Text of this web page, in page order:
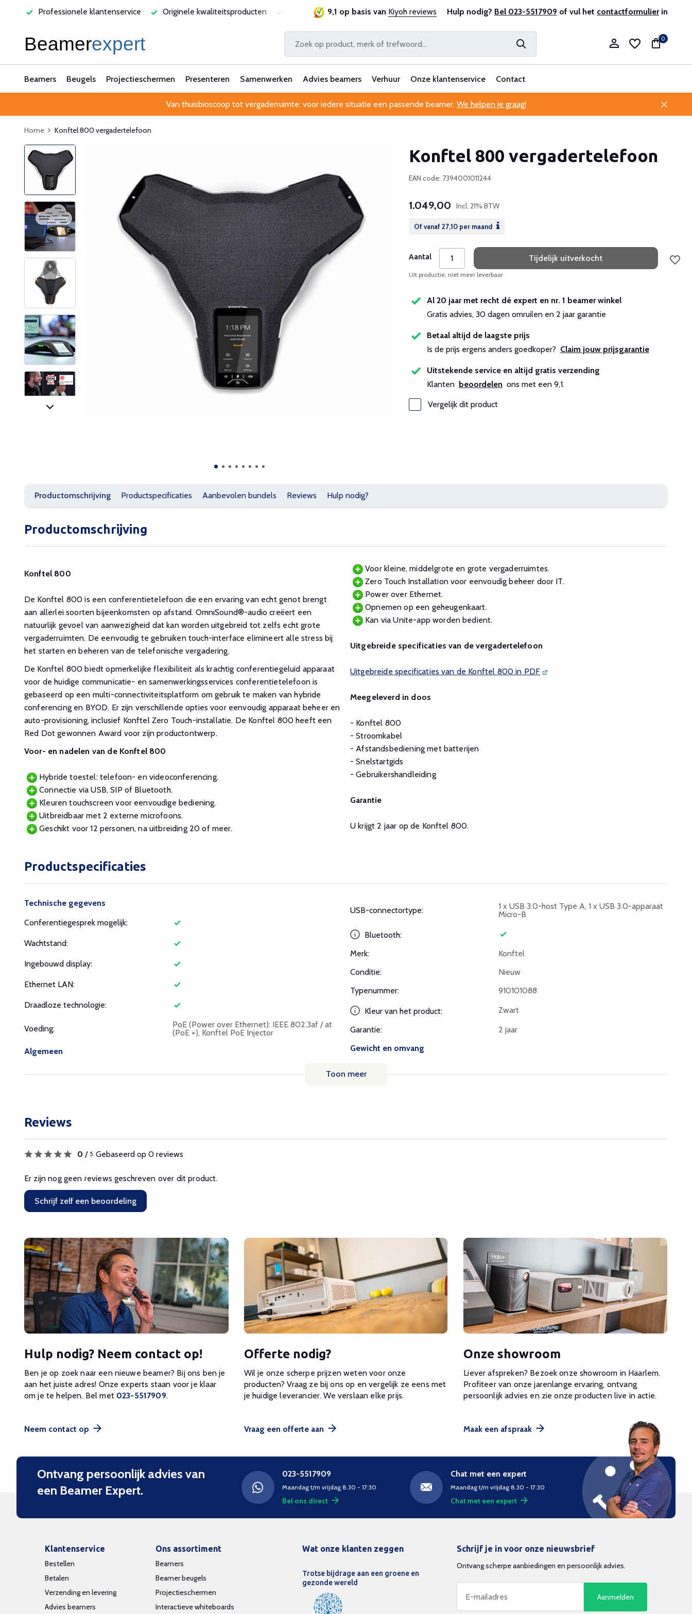
Professionele klantenservice Originele kwaliteitsproducten Laagste prijsgarantie Al 25 jaar betrouwbaar en ervaren Professionele klantenservice
9,1 op basis van Kiyoh reviews Hulp nodig? Bel 023-5517909 of vul het contactformulierin
Account aanmaken
0
Beamers Beugels Projectieschermen Presenteren Samenwerken Advies beamers Verhuur Onze klantenservice Contact
Van thuisbioscoop tot vergaderruimte: voor iedere situatie een passende beamer. We helpen je graag!
Home Konftel 800 vergadertelefoon
Konftel 800 vergadertelefoon
EAN code: 7394001011244
1.049,00 Incl. 21% BTW
Of vanaf 27,10per maand
Aantal Tijdelijk uitverkocht
Uit productie, niet meer leverbaar
Al 20 jaar met recht dé expert en nr. 1 beamer winkel
Gratis advies, 30 dagen omruilen en 2 jaar garantie
Betaal altijd de laagste prijs
Is de prijs ergens anders goedkoper? Claim jouw prijsgarantie
Uitstekende service en altijd gratis verzending
Klanten beoordelen ons met een 9,1.
Vergelijk dit product
Productomschrijving Productspecificaties Aanbevolen bundels Reviews Hulp nodig?
Productomschrijving
Konftel 800
De Konftel 800 is een conferentietelefoon die een ervaring van echt genot brengt
aan allerlei soorten bijeenkomsten op afstand. OmniSound®-audio creëert een
natuurlijk gevoel van aanwezigheid dat kan worden uitgebreid tot zelfs echt grote
vergaderruimten. De eenvoudig te gebruiken touch-interface elimineert alle stress bij
het starten en beheren van de telefonische vergadering.
De Konftel 800 biedt opmerkelijke flexibiliteit als krachtig conferentiegeluid apparaat
voor de huidige communicatie- en samenwerkingsservices conferentietelefoon is
gebaseerd op een multi-connectiviteitsplatform om gebruik te maken van hybride
conferencing en BYOD. Er zijn verschillende opties voor eenvoudig apparaat beheer en
auto-provisioning, inclusief Konftel Zero Touch-installatie. De Konftel 800 heeft een
Red Dot gewonnen Award voor zijn productontwerp.
Voor- en nadelen van de Konftel 800
Hybride toestel: telefoon- en videoconferencing.
Connectie via USB, SIP of Bluetooth.
Kleuren touchscreen voor eenvoudige bediening.
Uitbreidbaar met 2 externe microfoons.
Geschikt voor 12 personen, na uitbreiding 20 of meer.
Voor kleine, middelgrote en grote vergaderruimtes.
Zero Touch Installation voor eenvoudig beheer door IT.
Power over Ethernet.
Opnemen op een geheugenkaart.
Kan via Unite-app worden bedient.
Uitgebreide specificaties van de vergadertelefoon
Uitgebreide specificaties van de Konftel 800 in PDF
Meegeleverd in doos
- Konftel 800
- Stroomkabel
- Afstandsbediening met batterijen
- Snelstartgids
- Gebruikershandleiding
Garantie
U krijgt 2 jaar op de Konftel 800.
Productspecificaties
Technische gegevens
Conferentiegesprek mogelijk:
Wachtstand:
Ingebouwd display:
Ethernet LAN:
Draadloze technologie:
Voeding:
PoE (Power over Ethernet): IEEE 802.3af / at
(PoE +), Konftel PoE Injector
Algemeen
USB-connectortype:
1 x USB 3.0-host Type A, 1 x USB 3.0-apparaat
Micro-B
Bluetooth:
Merk:
Konftel
Conditie:
Nieuw
Typenummer:
910101088
Kleur van het product:
Zwart
Garantie:
2 jaar
Gewicht en omvang
Toon meer
Reviews
0 / 5 Gebaseerd op 0 reviews
Er zijn nog geen reviews geschreven over dit product.
Schrijf zelf een beoordeling
Hulp nodig? Neem contact op!
Ben je op zoek naar een nieuwe beamer? Bij ons ben je
aan het juiste adres! Onze experts staan voor je klaar
om je te helpen. Bel met 023-5517909.
Neem contact op
Offerte nodig?
Wil je onze scherpe prijzen weten voor onze
producten? Vraag ze bij ons op en vergelijk ze eens met
je huidige leverancier. We verslaan elke prijs.
Vraag een offerte aan
Onze showroom
Liever afspreken? Bezoek onze showroom in Haarlem.
Profiteer van onze jarenlange ervaring, ontvang
persoonlijk advies en zie onze producten live in actie.
Maak een afspraak
Ontvang persoonlijk advies van
een Beamer Expert.
023-5517909
Maandag t/m vrijdag 8.30 - 17:30
Bel ons direct
Chat met een expert
Maandag t/m vrijdag 8.30 - 17:30
Chat met een expert
Klantenservice
Bestellen
Betalen
Verzending en levering
Advies beamers
Ons assortiment
Beamers
Beamer beugels
Projectieschermen
Interactieve whiteboards
Wat onze klanten zeggen
Trotse bijdrage aan een groene en
gezonde wereld
Schrijf je in voor onze nieuwsbrief
Ontvang scherpe aanbiedingen en persoonlijk advies.
Aanmelden